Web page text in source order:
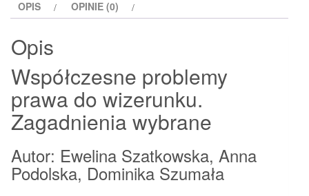
wizerunku.
wybrane
OPIS OPINIE (0)
Opis
Współczesne problemy
prawa do wizerunku.
Zagadnienia wybrane
Autor: Ewelina Szatkowska, Anna
Podolska, Dominika Szumała